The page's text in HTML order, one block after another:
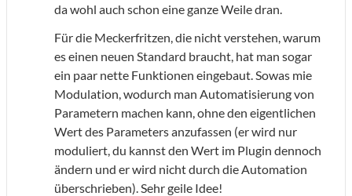
da wohl auch schon eine ganze Weile dran.
Für die Meckerfritzen, die nicht verstehen, warum
es einen neuen Standard braucht, hat man sogar
ein paar nette Funktionen eingebaut. Sowas mie
Modulation, wodurch man Automatisierung von
Parametern machen kann, ohne den eigentlichen
Wert des Parameters anzufassen (er wird nur
moduliert, du kannst den Wert im Plugin dennoch
ändern und er wird nicht durch die Automation
überschrieben). Sehr geile Idee!